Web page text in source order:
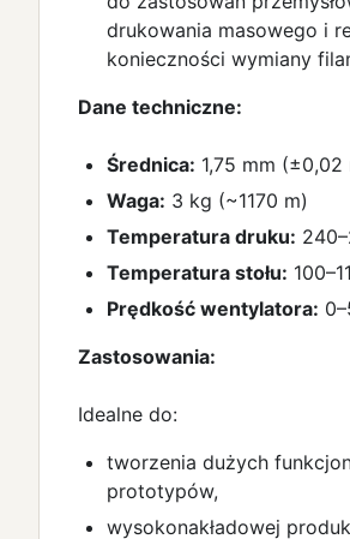
drukowania masowego i
konieczności wymiany
Dane techniczne:
Średnica: 1,75 mm (±0,02
Waga: 3 kg (~1170 m)
Temperatura druku:
Temperatura stołu:
Prędkość wentylatora:
Zastosowania:
Idealne do:
tworzenia dużych
prototypów,
wysokonakładowej